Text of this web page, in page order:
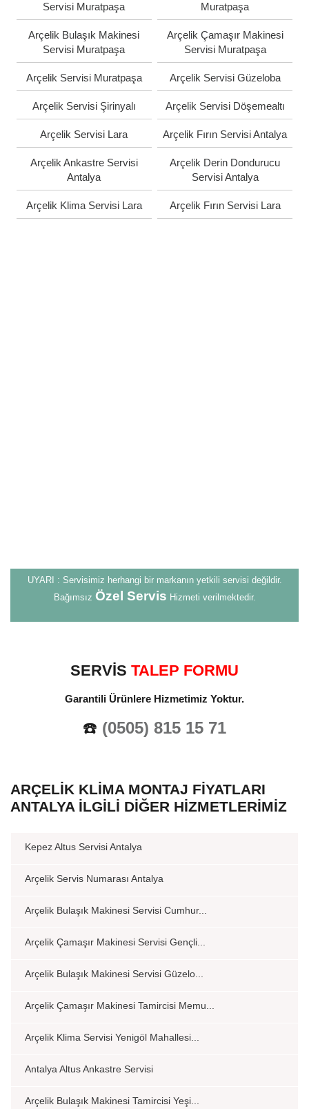
Servisi Muratpaşa Muratpaşa
Arçelik Bulaşık Makinesi
Servisi Muratpaşa
Arçelik Çamaşır Makinesi
Servisi Muratpaşa
Arçelik Servisi Muratpaşa Arçelik Servisi Güzeloba
Arçelik Servisi Şirinyalı Arçelik Servisi Döşemealtı
Arçelik Servisi Lara Arçelik Fırın Servisi Antalya
Arçelik Ankastre Servisi
Antalya
Arçelik Derin Dondurucu
Servisi Antalya
Arçelik Klima Servisi Lara Arçelik Fırın Servisi Lara
UYARI : Servisimiz herhangi bir markanın yetkili servisi değildir.
Bağımsız Özel Servis Hizmeti verilmektedir.
SERVİS TALEP FORMU
Garantili Ürünlere Hizmetimiz Yoktur.
☎️ (0505) 815 15 71
ARÇELIK KLIMA MONTAJ FIYATLARI
ANTALYA İLGILI DIĞER HIZMETLERIMIZ
Kepez Altus Servisi Antalya
Arçelik Servis Numarası Antalya
Arçelik Bulaşık Makinesi Servisi Cumhur...
Arçelik Çamaşır Makinesi Servisi Gençli...
Arçelik Bulaşık Makinesi Servisi Güzelo...
Arçelik Çamaşır Makinesi Tamircisi Memu...
Arçelik Klima Servisi Yenigöl Mahallesi...
Antalya Altus Ankastre Servisi
Arçelik Bulaşık Makinesi Tamircisi Yeşi...